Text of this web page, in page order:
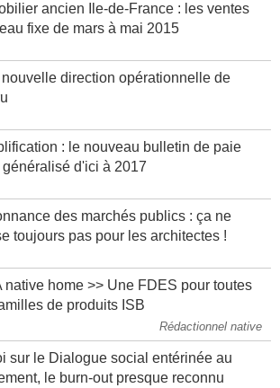
ancien Ile-de-France : les ventes
fixe de mars à mai 2015
direction opérationnelle de
: le nouveau bulletin de paie
généralisé d'ici à 2017
des marchés publics : ça ne
toujours pas pour les architectes !
native home >> Une FDES pour toutes
de produits ISB
Rédactionnel native
sur le Dialogue social entérinée au
le burn-out presque reconnu